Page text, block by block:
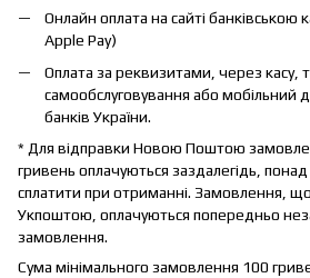
Онлайн оплата на сайті банківською
Apple Pay)
Оплата за реквизитами, через касу,
самообслуговування або мобільний
банків України.
* Для відправки Новою Поштою
гривень оплачуються заздалегідь,
сплатити при отриманні. Замовлення,
Укпоштою, оплачуються попередньо
замовлення.
Сума мінімального замовлення 100